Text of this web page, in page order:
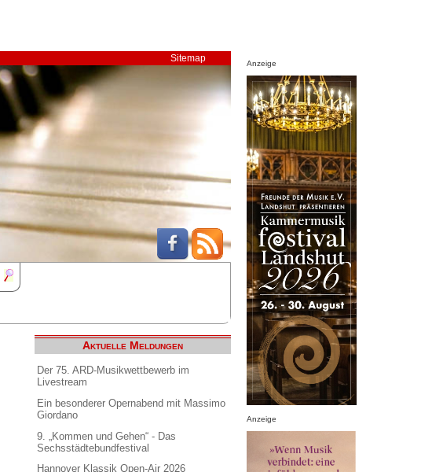
Sitemap
Aktuelle Meldungen
Der 75. ARD-Musikwettbewerb im
Livestream
Ein besonderer Opernabend mit Massimo
Giordano
9. „Kommen und Gehen“ - Das
Sechsstädtebundfestival
Hannover Klassik Open-Air 2026
Anzeige
Anzeige